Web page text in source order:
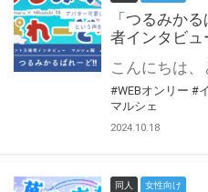
「つるみか
者インタビ
#WEBオンリー #
マルシェ
2024.10.18
同人 女性向け